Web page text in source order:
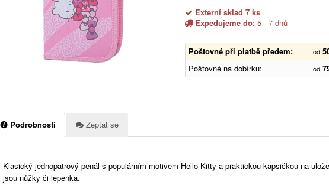
Externí sklad 7 ks
Expedujeme do:5 - 7 dnů
Poštovné při platbě předem: od
Poštovné na dobírku:
od
Podrobnosti Zeptat se
Klasický jednopatrový penál s populárním motivem Hello Kitty a praktickou kapsičkou na
jsou nůžky či lepenka.